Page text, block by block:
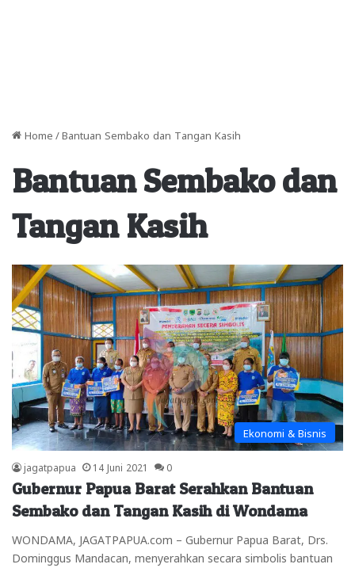
Home / Bantuan Sembako dan Tangan Kasih
Bantuan Sembako dan
Tangan Kasih
Ekonomi & Bisnis
jagatpapua 14 Juni 2021 0
Gubernur Papua Barat Serahkan Bantuan
Sembako dan Tangan Kasih di Wondama
WONDAMA, JAGATPAPUA.com – Gubernur Papua Barat, Drs.
Dominggus Mandacan, menyerahkan secara simbolis bantuan